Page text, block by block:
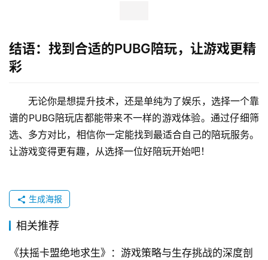
结语：找到合适的PUBG陪玩，让游戏更精
彩
无论你是想提升技术，还是单纯为了娱乐，选择一个靠
谱的PUBG陪玩店都能带来不一样的游戏体验。通过仔细筛
选、多方对比，相信你一定能找到最适合自己的陪玩服务。
让游戏变得更有趣，从选择一位好陪玩开始吧！
生成海报
相关推荐
《扶摇卡盟绝地求生》：游戏策略与生存挑战的深度剖